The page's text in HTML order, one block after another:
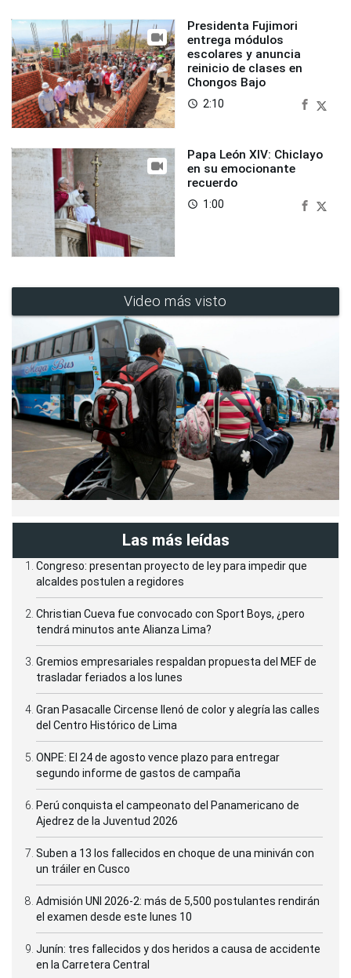
Presidenta Fujimori
entrega módulos
escolares y anuncia
reinicio de clases en
Chongos Bajo
access_time 2:10
Papa León XIV: Chiclayo
en su emocionante
recuerdo
access_time 1:00
Video más visto
Las más leídas
Congreso: presentan proyecto de ley para impedir que
alcaldes postulen a regidores
Christian Cueva fue convocado con Sport Boys, ¿pero
tendrá minutos ante Alianza Lima?
Gremios empresariales respaldan propuesta del MEF de
trasladar feriados a los lunes
Gran Pasacalle Circense llenó de color y alegría las calles
del Centro Histórico de Lima
ONPE: El 24 de agosto vence plazo para entregar
segundo informe de gastos de campaña
Perú conquista el campeonato del Panamericano de
Ajedrez de la Juventud 2026
Suben a 13 los fallecidos en choque de una miniván con
un tráiler en Cusco
Admisión UNI 2026-2: más de 5,500 postulantes rendirán
el examen desde este lunes 10
Junín: tres fallecidos y dos heridos a causa de accidente
en la Carretera Central